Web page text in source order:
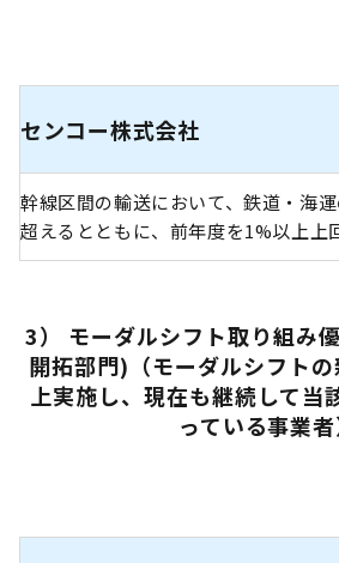
センコー株式会社
幹線区間の輸送において、鉄道・海
超えるとともに、前年度を1%以上上
3） モーダルシフト取り組み
開拓部門)（モーダルシフト
上実施し、現在も継続して当
っている事業者